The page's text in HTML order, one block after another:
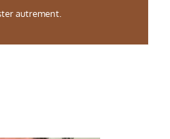
autrement.